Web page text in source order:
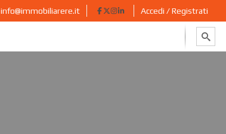
info@immobiliarere.it Accedi / Registrati